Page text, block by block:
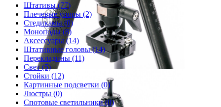
Штативы(77)
Плечевые упоры (2)
Стедикамы(0)
Моноподы(8)
Аксессуары(14)
Штативные головы(14)
Перекладины (11)
Свет (5)
Стойки (12)
Картинные подсветки (0)
Люстры (0)
Спотовые светильники(0)